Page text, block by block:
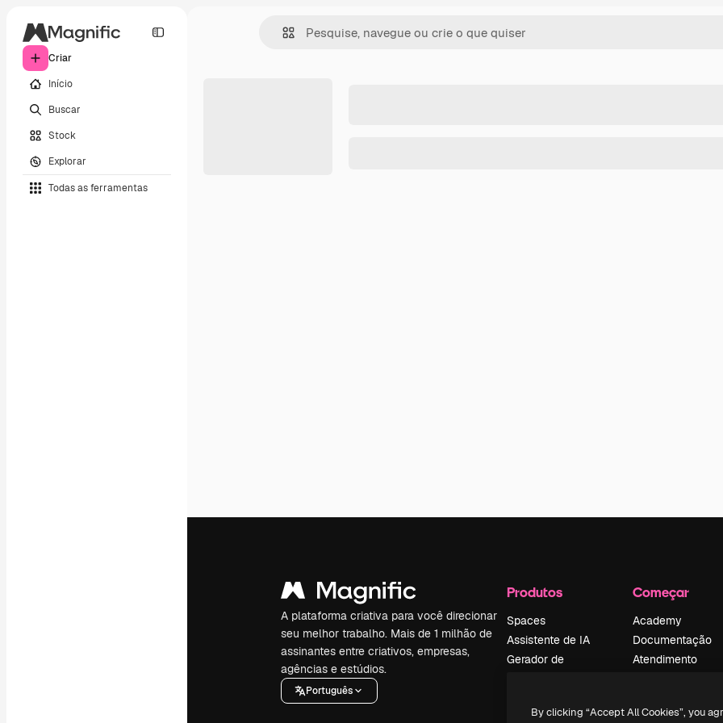
Criar
Início
Buscar
Stock
Explorar
Todas as ferramentas
A plataforma criativa para você direcionar
seu melhor trabalho. Mais de 1 milhão de
assinantes entre criativos, empresas,
agências e estúdios.
Português
Produtos
Spaces
Assistente de IA
Gerador de
Texto para voz
Começar
Academy
Documentação
Atendimento
Política de
By clicking “Accept All Cookies”, you